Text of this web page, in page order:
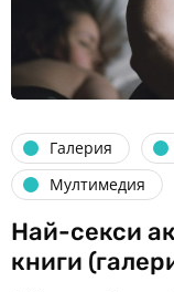
Галерия
Мултимедия
Най-секси
книги